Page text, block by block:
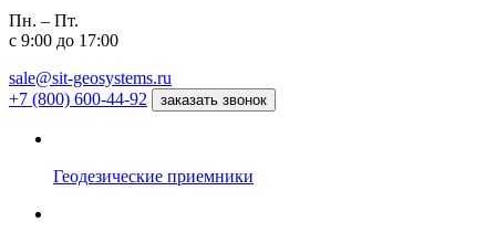
Пн. – Пт.
с 9:00 до 17:00
sale@sit-geosystems.ru
+7 (800) 600-44-92
заказать звонок
Геодезические приемники